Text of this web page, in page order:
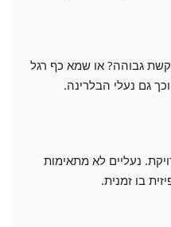
גבוהה? או שמא כף רגל
גם נעלי הבלרינה.
נעליים לא מתאימות
בו זמנית.